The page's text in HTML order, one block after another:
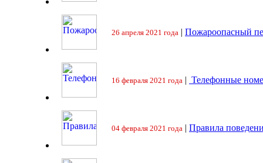
26 апреля 2021 года | Пожароопасный
16 февраля 2021 года | Телефонные
04 февраля 2021 года | Правила